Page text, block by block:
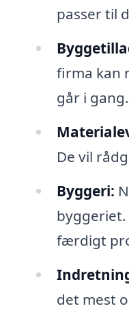
passer til
firma kan
går i gang.
De vil
Byggeri:
færdigt
det mest